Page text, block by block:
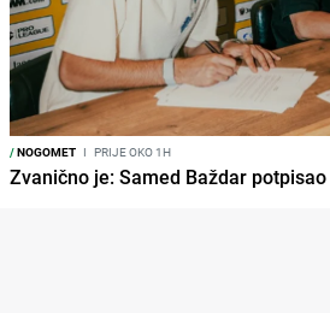
/NOGOMET I PRIJE OKO 1H
Zvanično je: Samed Baždar